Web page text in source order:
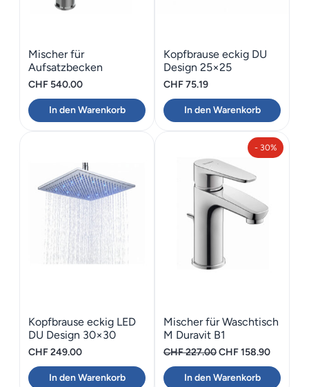
Mischer für
Aufsatzbecken
Schwarz matt BONGIO
CHF 540.00
In den Warenkorb
Kopfbrause eckig DU
Design 25×25
CHF75.19
In den Warenkorb
Kopfbrause eckig LED
DU Design 30×30
CHF249.00
In den Warenkorb
- 30%
Mischer für Waschtisch
M Duravit B1
CHF227.00Ursprünglicher
Preis
war:
CHF158.90Aktueller
Preis
ist:
In den Warenkorb